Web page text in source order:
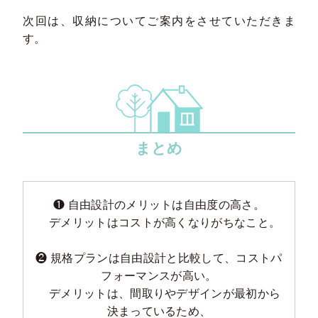
次回は、収納についてご案内をさせていただきま
す。
まとめ
❶ 自由設計のメリットは自由度の高さ。
デメリットはコストが高くなりがちなこと。
❷ 規格プランは自由設計と比較して、コストパ
フォーマンスが高い。
デメリットは、間取りやデザインが最初から
決まっているため、